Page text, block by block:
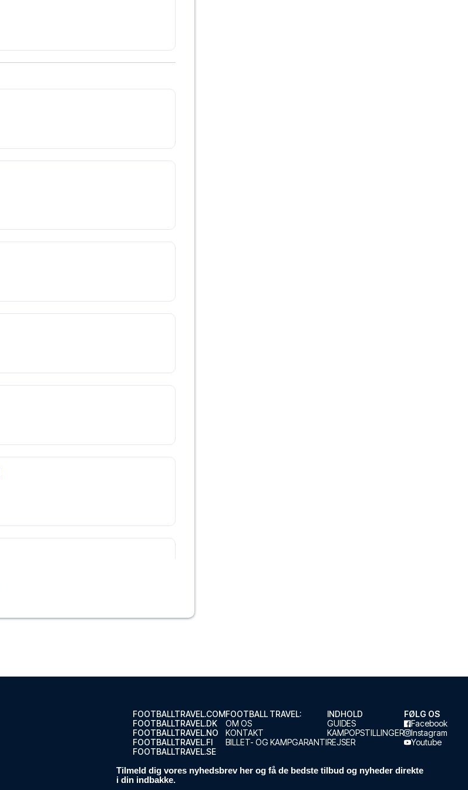
FOOTBALLTRAVEL.COM
FOOTBALLTRAVEL.DK
FOOTBALLTRAVEL.NO
FOOTBALLTRAVEL.FI
FOOTBALLTRAVEL.SE
FOOTBALL TRAVEL:
OM OS
KONTAKT
BILLET- OG KAMPGARANTI
INDHOLD
GUIDES
KAMPOPSTILLINGER
REJSER
FØLG OS
Facebook
Instagram
Youtube
Tilmeld dig vores nyhedsbrev her og få de bedste tilbud og nyheder direkte
i din indbakke.